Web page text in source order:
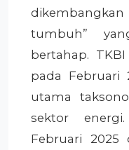
tumbuh”
bertahap.
pada Februari
utama
sektor
Februari 2025